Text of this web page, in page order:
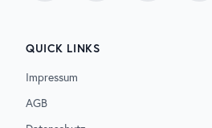
QUICK LINKS
Impressum
AGB